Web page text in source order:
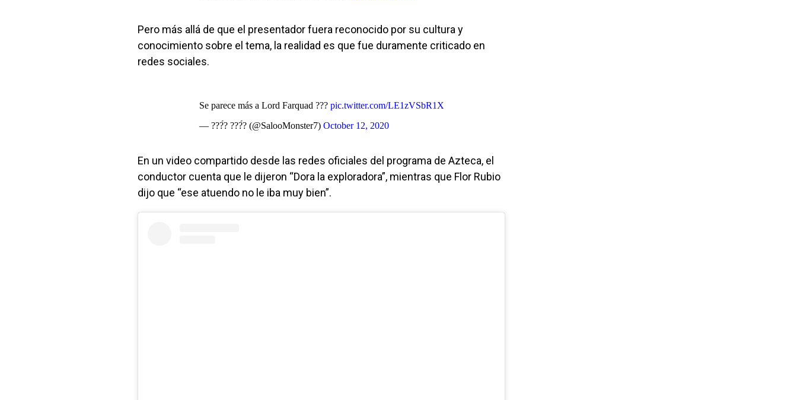
Pero más allá de que el presentador fuera reconocido por su cultura y
conocimiento sobre el tema, la realidad es que fue duramente criticado en
redes sociales.
Se parece más a Lord Farquad ??? pic.twitter.com/LE1zVSbR1X
— ???́? ???́? (@SalooMonster7) October 12, 2020
En un video compartido desde las redes oficiales del programa de Azteca, el
conductor cuenta que le dijeron “Dora la exploradora”, mientras que Flor Rubio
dijo que “ese atuendo no le iba muy bien”.